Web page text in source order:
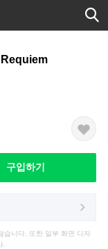
구입하기
습니다. 또한 일부 화면 디자
.